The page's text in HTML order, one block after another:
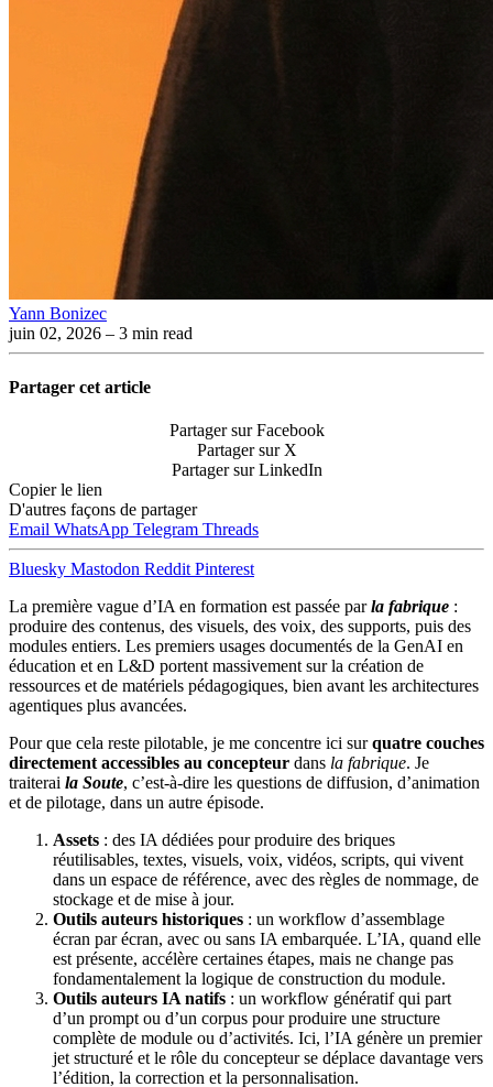
Yann Bonizec
juin 02, 2026 – 3 min read
Partager cet article
Partager sur Facebook
Partager sur X
Partager sur LinkedIn
Copier le lien
D'autres façons de partager
Email WhatsApp Telegram Threads
Bluesky Mastodon Reddit Pinterest
La première vague d’IA en formation est passée parla fabrique :
produire des contenus, des visuels, des voix, des supports, puis des
modules entiers. Les premiers usages documentés de la GenAI en
éducation et en L&D portent massivement sur la création de
ressources et de matériels pédagogiques, bien avant les architectures
agentiques plus avancées.
Pour que cela reste pilotable, je me concentre ici surquatre couches
directement accessibles au concepteur dans la fabrique. Je
traiterai la Soute, c’est-à-dire les questions de diffusion, d’animation
et de pilotage, dans un autre épisode.
Assets : des IA dédiées pour produire des briques
réutilisables, textes, visuels, voix, vidéos, scripts, qui vivent
dans un espace de référence, avec des règles de nommage, de
stockage et de mise à jour.
Outils auteurs historiques : un workflow d’assemblage
écran par écran, avec ou sans IA embarquée. L’IA, quand elle
est présente, accélère certaines étapes, mais ne change pas
fondamentalement la logique de construction du module.
Outils auteurs IA natifs : un workflow génératif qui part
d’un prompt ou d’un corpus pour produire une structure
complète de module ou d’activités. Ici, l’IA génère un premier
jet structuré et le rôle du concepteur se déplace davantage vers
l’édition, la correction et la personnalisation.